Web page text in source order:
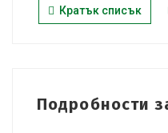
Кратък списък
Подробности